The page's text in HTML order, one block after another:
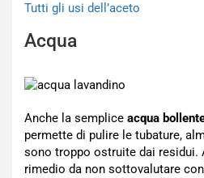
Tutti gli usi dell’aceto
Acqua
Anche la semplice acqua
permette di pulire le tubature,
sono troppo ostruite dai residui.
rimedio da non sottovalutare